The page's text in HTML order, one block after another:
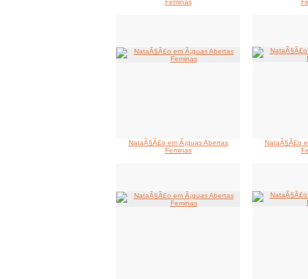
Feminas
NataÃ§Ã£o em Ã¡guas Abertas
Feminas
NataÃ§Ã£o